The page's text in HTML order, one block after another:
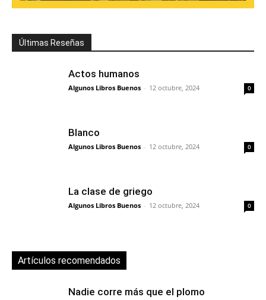
Últimas Reseñas
Actos humanos
Algunos Libros Buenos - 12 octubre, 2024 0
Blanco
Algunos Libros Buenos - 12 octubre, 2024 0
La clase de griego
Algunos Libros Buenos - 12 octubre, 2024 0
Artículos recomendados
Nadie corre más que el plomo